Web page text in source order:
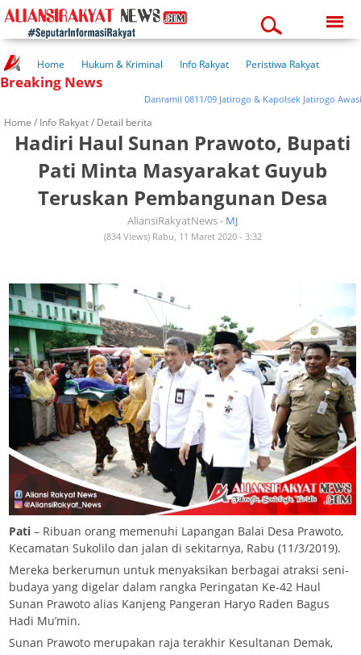
07:41:28 pm
Home Hukum & Kriminal Info Rakyat
Peristiwa Rakyat
Kuliner Rakyat
Wisata Rakyat
Breaking News
Danramil 0811/09 Jatirogo & Kapolsek Jatirogo Awasi
Home / Info Rakyat/ Detail berita
Hadiri Haul Sunan Prawoto, Bupati
Pati Minta Masyarakat Guyub
Teruskan Pembangunan Desa
AliansiRakyatNews - MJ
(834 Views) Rabu, 11 Maret 2020 - 3:32
Pati – Ribuan orang memenuhi Lapangan Balai Desa Prawoto,
Kecamatan Sukolilo dan jalan di sekitarnya, Rabu (11/3/2019).
Mereka berkerumun untuk menyaksikan berbagai atraksi seni-
budaya yang digelar dalam rangka Peringatan Ke-42 Haul
Sunan Prawoto alias Kanjeng Pangeran Haryo Raden Bagus
Hadi Mu’min.
Sunan Prawoto merupakan raja terakhir Kesultanan Demak,